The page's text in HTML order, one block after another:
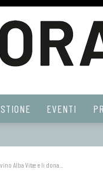
EVENTI
Alba Vitæ e li dona...